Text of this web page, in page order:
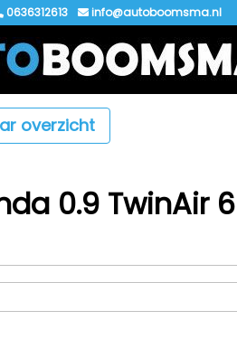
0636312613 info@autoboomsma.nl
overzicht
0.9 TwinAir